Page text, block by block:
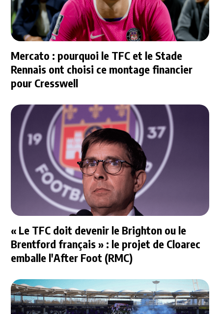
Mercato : pourquoi le TFC et le Stade
Rennais ont choisi ce montage financier
pour Cresswell
« Le TFC doit devenir le Brighton ou le
Brentford français » : le projet de Cloarec
emballe l'After Foot (RMC)